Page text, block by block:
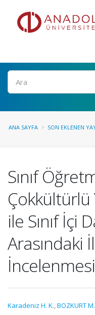
Ara
ANA SAYFA SON EKLENEN
Sınıf
Çokkültürlü
ile Sınıf İçi
Arasındaki
İncelenmesi
Karadeniz H. K.,BOZKURT M.